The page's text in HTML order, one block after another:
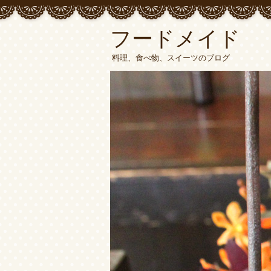
フードメイド
料理、食べ物、スイーツのブログ